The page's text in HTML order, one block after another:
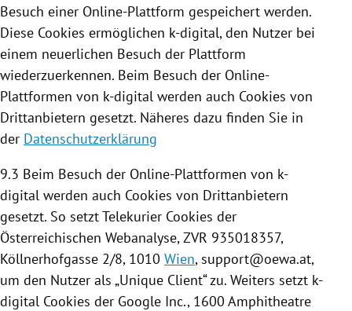
Besuch einer Online-Plattform gespeichert werden.
Diese Cookies ermöglichen k-digital, den Nutzer bei
einem neuerlichen Besuch der Plattform
wiederzuerkennen. Beim Besuch der Online-
Plattformen von k-digital werden auch Cookies von
Drittanbietern gesetzt. Näheres dazu finden Sie in
der Datenschutzerklärung
9.3 Beim Besuch der Online-Plattformen von k-
digital werden auch Cookies von Drittanbietern
gesetzt. So setzt Telekurier Cookies der
Österreichischen Webanalyse, ZVR 935018357,
Köllnerhofgasse 2/8, 1010 Wien, support@oewa.at,
um den Nutzer als „Unique Client“ zu. Weiters setzt k-
digital Cookies der Google Inc., 1600 Amphitheatre